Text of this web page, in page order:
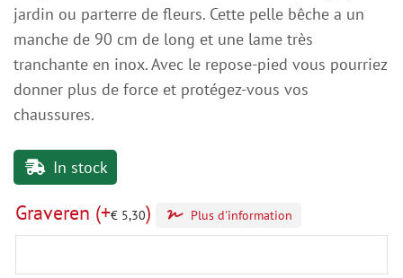
jardin ou parterre de fleurs. Cette pelle bêche a un
manche de 90 cm de long et une lame très
tranchante en inox. Avec le repose-pied vous pourriez
donner plus de force et protégez-vous vos
chaussures.
In stock
Graveren (+€ 5,30) Plus d'information